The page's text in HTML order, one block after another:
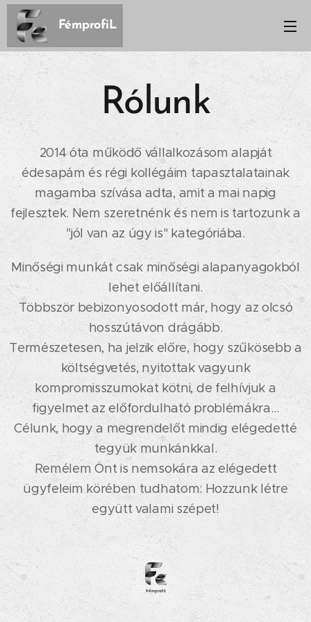
FémprofiL
Rólunk
2014 óta működő vállalkozásom alapját
édesapám és régi kollégáim tapasztalatainak
magamba szívása adta, amit a mai napig
fejlesztek. Nem szeretnénk és nem is tartozunk a
"jól van az úgy is" kategóriába.
Minőségi munkát csak minőségi alapanyagokból
lehet előállítani.
Többször bebizonyosodott már, hogy az olcsó
hosszútávon drágább.
Természetesen, ha jelzik előre, hogy szűkösebb a
költségvetés, nyitottak vagyunk
kompromisszumokat kötni, de felhívjuk a
figyelmet az előfordulható problémákra…
Célunk, hogy a megrendelőt mindig elégedetté
tegyük munkánkkal.
Remélem Önt is nemsokára az elégedett
ügyfeleim körében tudhatom: Hozzunk létre
együtt valami szépet!